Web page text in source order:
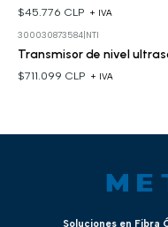
$45.776 CLP + IVA
300030873584| NTI
Transmisor de nivel
$711.099 CLP + IVA
Soluciones en Fibra